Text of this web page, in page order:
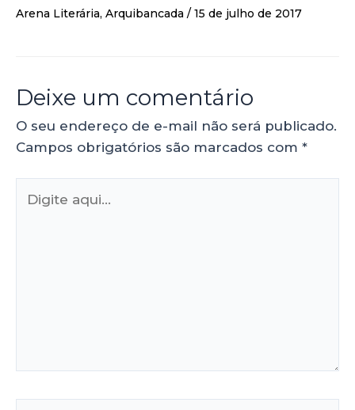
Arena Literária, Arquibancada / 15 de julho de 2017
Deixe um comentário
O seu endereço de e-mail não será publicado.
Campos obrigatórios são marcados com *